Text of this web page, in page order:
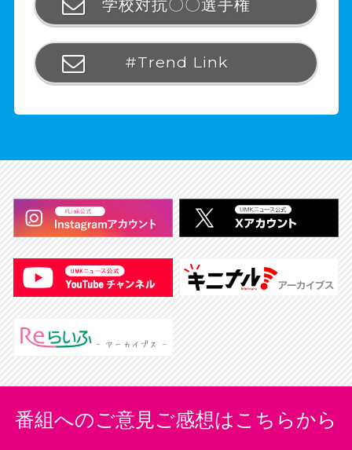
学校対抗〇〇選手権
#Trend Link
番組へのご意見ご感想はこちらから